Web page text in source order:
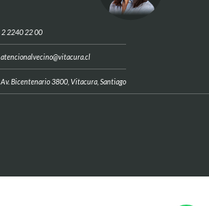
2 2240 22 00
atencionalvecino@vitacura.cl
Av. Bicentenario 3800, Vitacura, Santiago